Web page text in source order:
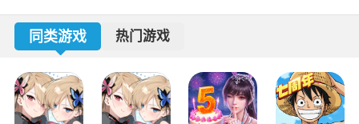
同类游戏 热门游戏